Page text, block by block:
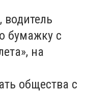
водитель
бумажку с
на
общества с